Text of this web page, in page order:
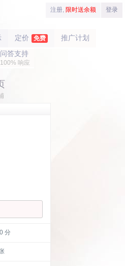
注册, 限时送余额 登录
定价 免费 推广计划
问答支持
100% 响应
分